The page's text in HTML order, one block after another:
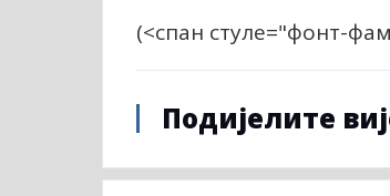
(<спан стyле="фонт-
Подијелите